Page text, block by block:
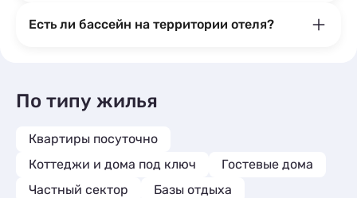
Есть ли бассейн на территории отеля?
По типу жилья
Квартиры посуточно
Коттеджи и дома под ключ
Гостевые дома
Частный сектор
Базы отдыха